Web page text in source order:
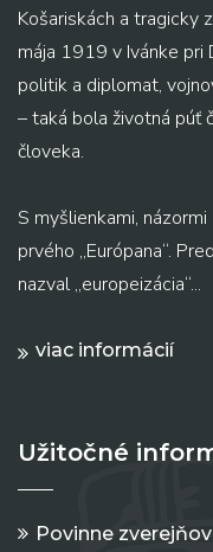
Košariskách a tragicky
mája 1919 v Ivánke pri
politik a diplomat,
– taká bola životná púť
človeka.
S myšlienkami,
prvého „Európana“.
nazval „europeizácia“...
viac informácií
Užitočné
Povinne